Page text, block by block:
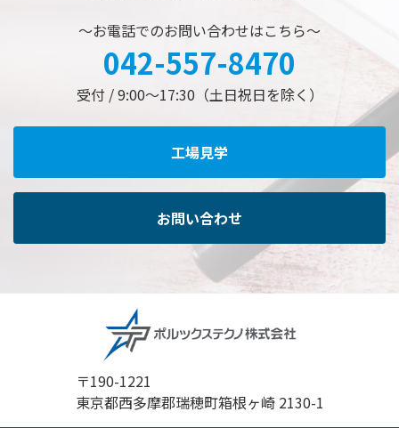
～お電話でのお問い合わせはこちら～
042-557-8470
受付 /9:00〜17:30（土日祝日を除く）
工場見学
お問い合わせ
〒190-1221
東京都西多摩郡瑞穂町箱根ヶ崎 2130-1